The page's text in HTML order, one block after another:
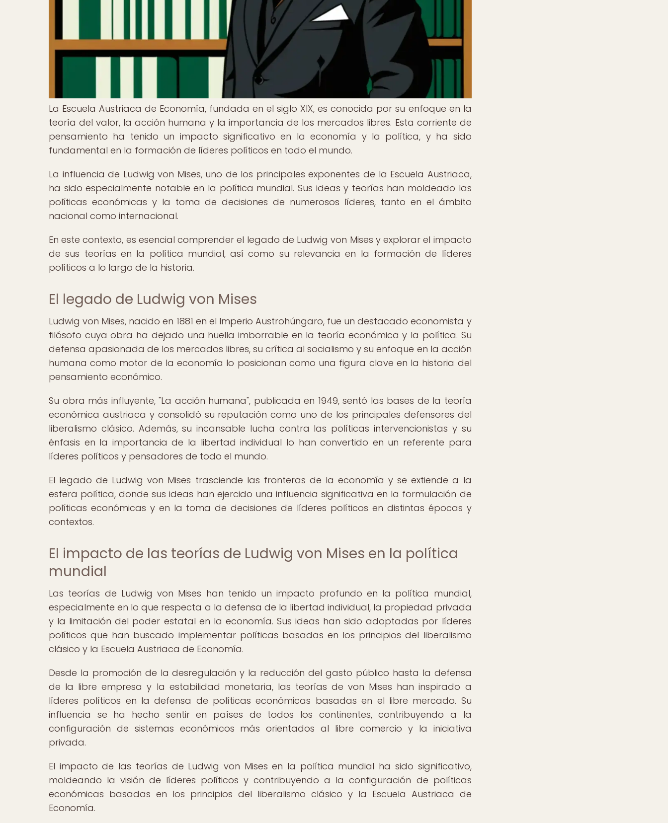
La Escuela Austriaca de Economía, fundada en el siglo XIX, es conocida por su enfoque en la
teoría del valor, la acción humana y la importancia de los mercados libres. Esta corriente de
pensamiento ha tenido un impacto significativo en la economía y la política, y ha sido
fundamental en la formación de líderes políticos en todo el mundo.
La influencia de Ludwig von Mises, uno de los principales exponentes de la Escuela Austriaca,
ha sido especialmente notable en la política mundial. Sus ideas y teorías han moldeado las
políticas económicas y la toma de decisiones de numerosos líderes, tanto en el ámbito
nacional como internacional.
En este contexto, es esencial comprender el legado de Ludwig von Mises y explorar el impacto
de sus teorías en la política mundial, así como su relevancia en la formación de líderes
políticos a lo largo de la historia.
El legado de Ludwig von Mises
Ludwig von Mises, nacido en 1881 en el Imperio Austrohúngaro, fue un destacado economista y
filósofo cuya obra ha dejado una huella imborrable en la teoría económica y la política. Su
defensa apasionada de los mercados libres, su crítica al socialismo y su enfoque en la acción
humana como motor de la economía lo posicionan como una figura clave en la historia del
pensamiento económico.
Su obra más influyente, "La acción humana", publicada en 1949, sentó las bases de la teoría
económica austriaca y consolidó su reputación como uno de los principales defensores del
liberalismo clásico. Además, su incansable lucha contra las políticas intervencionistas y su
énfasis en la importancia de la libertad individual lo han convertido en un referente para
líderes políticos y pensadores de todo el mundo.
El legado de Ludwig von Mises trasciende las fronteras de la economía y se extiende a la
esfera política, donde sus ideas han ejercido una influencia significativa en la formulación de
políticas económicas y en la toma de decisiones de líderes políticos en distintas épocas y
contextos.
El impacto de las teorías de Ludwig von Mises en la política
mundial
Las teorías de Ludwig von Mises han tenido un impacto profundo en la política mundial,
especialmente en lo que respecta a la defensa de la libertad individual, la propiedad privada
y la limitación del poder estatal en la economía. Sus ideas han sido adoptadas por líderes
políticos que han buscado implementar políticas basadas en los principios del liberalismo
clásico y la Escuela Austriaca de Economía.
Desde la promoción de la desregulación y la reducción del gasto público hasta la defensa
de la libre empresa y la estabilidad monetaria, las teorías de von Mises han inspirado a
líderes políticos en la defensa de políticas económicas basadas en el libre mercado. Su
influencia se ha hecho sentir en países de todos los continentes, contribuyendo a la
configuración de sistemas económicos más orientados al libre comercio y la iniciativa
privada.
El impacto de las teorías de Ludwig von Mises en la política mundial ha sido significativo,
moldeando la visión de líderes políticos y contribuyendo a la configuración de políticas
económicas basadas en los principios del liberalismo clásico y la Escuela Austriaca de
Economía.